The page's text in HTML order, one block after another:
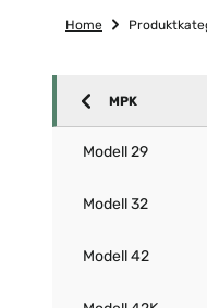
Home
MPK
Modell 29
Modell 32
Modell 42